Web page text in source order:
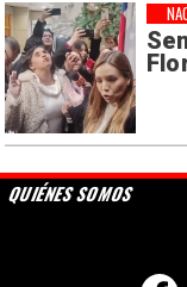
QUIÉNES SOMOS